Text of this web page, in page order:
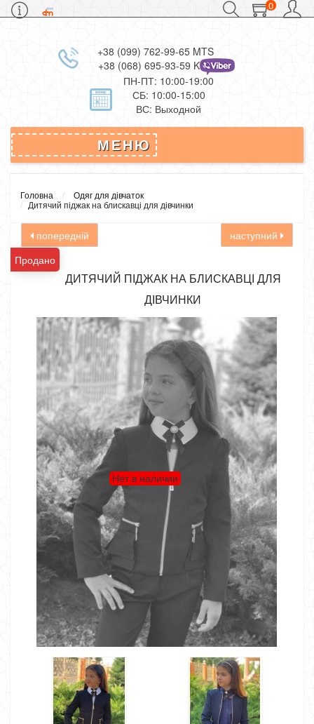
0
+38 (099) 762-99-65 MTS
+38 (068) 695-93-59 Kievstar
ПН-ПТ: 10:00-19:00
СБ: 10:00-15:00
ВС: Выходной
МЕНЮ
Головна
Одяг для дівчаток
Дитячий піджак на блискавці для дівчинки
попередній
наступний
Продано
ДИТЯЧИЙ ПІДЖАК НА БЛИСКАВЦІ ДЛЯ
ДІВЧИНКИ
Нет в наличии